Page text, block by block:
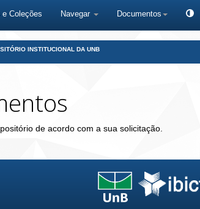
e Coleções Navegar Documentos
INSTITUCIONAL DA UNB
de acordo com a sua solicitação.